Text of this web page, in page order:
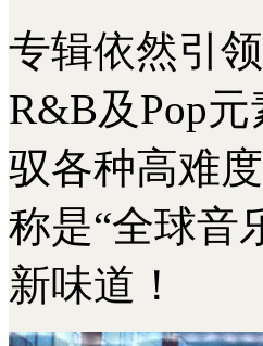
专辑依然引
R&B及Pop
驭各种高难
称是“全球音
新味道！